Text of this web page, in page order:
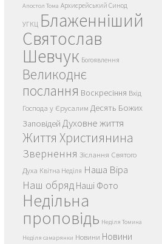
Апостол Тома Архиєрейський Синод
УГКЦ Блаженніший
Святослав
Шевчук Богоявлення
Великоднє
послання Воскресіння Вхід
Господа у Єрусалим Десять Божих
Заповідей Духовне життя
Життя Християнина
Звернення Зіслання Святого
Духа Квітна Неділя Наша Віра
Наш обряд Наші Фото
Недільна
проповідь Неділя Томина
Неділя самарянки Новини Новини